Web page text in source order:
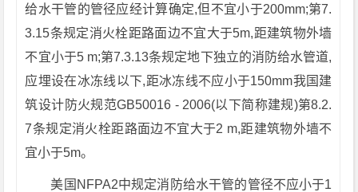
给水干管的管径应经计算确定,但不宜小于200mm;第7.
3.15条规定消火栓距路面边不宜大于5m,距建筑物外墙
不宜小于5 m;第7.3.13条规定地下独立的消防给水管道,
应埋设在冰冻线以下,距冰冻线不应小于150mm我国建
筑设计防火规范GB50016 - 2006(以下简称建规)第8.2.
7条规定消火栓距路面边不宜大于2 m,距建筑物外墙不
宜小于5m。
美国NFPA2中规定消防给水干管的管径不应小于1